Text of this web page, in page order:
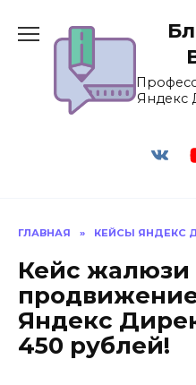
Яндекс
ГЛАВНАЯ » КЕЙСЫ ЯНДЕКС
Кейс
Яндекс
450 рублей!